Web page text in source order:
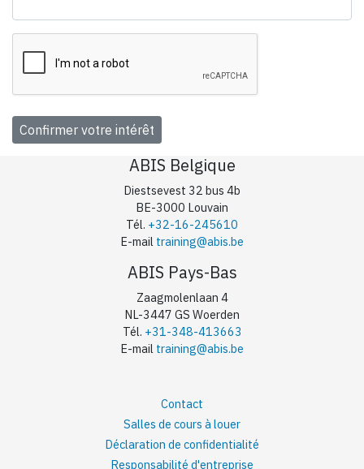
ABIS Belgique
Diestsevest 32 bus 4b
BE-3000 Louvain
Tél. +32-16-245610
E-mail training@abis.be
ABIS Pays-Bas
Zaagmolenlaan 4
NL-3447 GS Woerden
Tél. +31-348-413663
E-mail training@abis.be
Contact
Salles de cours à louer
Déclaration de confidentialité
Responsabilité d'entreprise